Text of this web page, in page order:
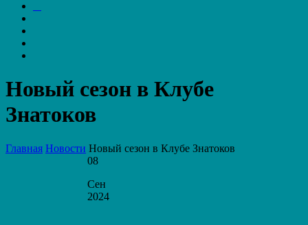
Новый сезон в Клубе
Знатоков
Главная Новости Новый сезон в Клубе Знатоков
08
Сен
2024